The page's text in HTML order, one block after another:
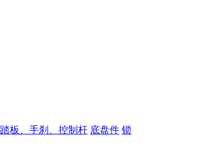
踏板、手刹、控制杆 底盘件 锁